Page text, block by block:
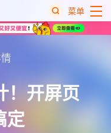
菜单
！开屏页
定